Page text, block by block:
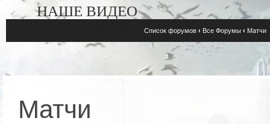
НАШЕ ВИДЕО
Список форумов ‹ Все Форумы ‹ Матчи
Матчи